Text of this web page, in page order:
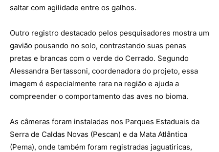
saltar com agilidade entre os galhos.
Outro registro destacado pelos pesquisadores mostra um
gavião pousando no solo, contrastando suas penas
pretas e brancas com o verde do Cerrado. Segundo
Alessandra Bertassoni, coordenadora do projeto, essa
imagem é especialmente rara na região e ajuda a
compreender o comportamento das aves no bioma.
As câmeras foram instaladas nos Parques Estaduais da
Serra de Caldas Novas (Pescan) e da Mata Atlântica
(Pema), onde também foram registradas jaguatiricas,